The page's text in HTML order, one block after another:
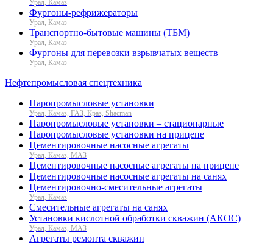
Урал, Камаз
Фургоны-рефрижераторы
Урал, Камаз
Транспортно-бытовые машины (ТБМ)
Урал, Камаз
Фургоны для перевозки взрывчатых веществ
Урал, Камаз
Нефтепромысловая спецтехника
Паропромысловые установки
Урал, Камаз, ГАЗ, Краз, Shacman
Паропромысловые установки – стационарные
Паропромысловые установки на прицепе
Цементировочные насосные агрегаты
Урал, Камаз, МАЗ
Цементировочные насосные агрегаты на прицепе
Цементировочные насосные агрегаты на санях
Цементировочно-смесительные агрегаты
Урал, Камаз
Смесительные агрегаты на санях
Установки кислотной обработки скважин (АКОС)
Урал, Камаз, МАЗ
Агрегаты ремонта скважин